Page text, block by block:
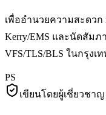
เพื่ออำนวยความสะดวก
Kerry/EMS และนัดสัม
VFS/TLS/BLS ในกรุงเท
PS
เขียนโดยผู้เชี่ยวชาญ